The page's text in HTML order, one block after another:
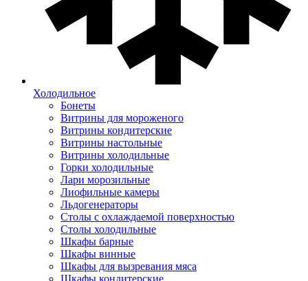
Холодильное
Бонеты
Витрины для мороженого
Витрины кондитерские
Витрины настольные
Витрины холодильные
Горки холодильные
Лари морозильные
Лиофильные камеры
Льдогенераторы
Столы с охлаждаемой поверхностью
Столы холодильные
Шкафы барные
Шкафы винные
Шкафы для вызревания мяса
Шкафы кондитерские